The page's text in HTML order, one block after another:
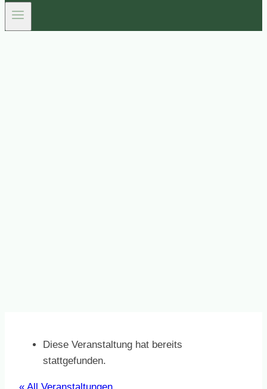
Diese Veranstaltung hat bereits
stattgefunden.